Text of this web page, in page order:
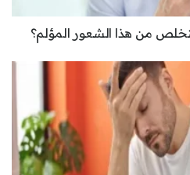
من هذا الشعور المؤلم؟